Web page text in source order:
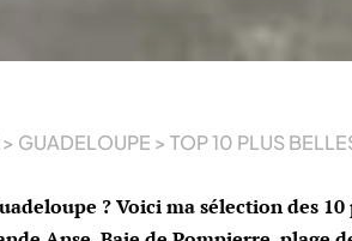
GUADELOUPE > TOP 10 PLUS
? Voici ma sélection des